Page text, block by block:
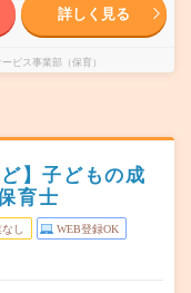
詳しく見る
ビス事業部（保育）
】子どもの成
育士
し WEB登録OK